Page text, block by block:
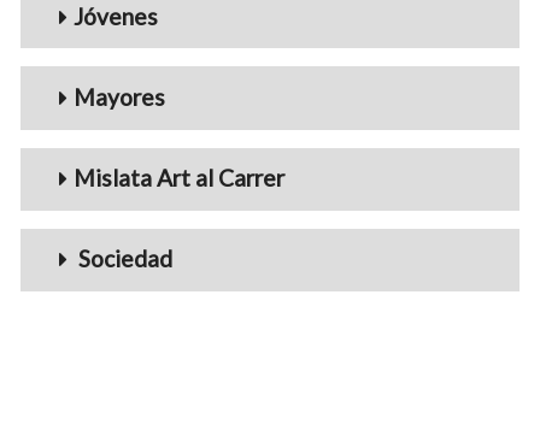
Jóvenes
Mayores
Mislata Art al Carrer
Sociedad